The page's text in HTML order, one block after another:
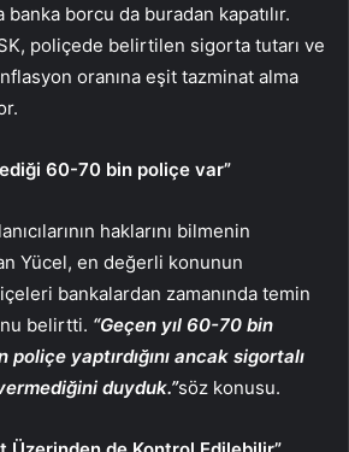
banka borcu da buradan kapatılır.
poliçede belirtilen sigorta tutarı ve
oranına eşit tazminat alma
60-70 bin poliçe var”
haklarını bilmenin
Yücel, en değerli konunun
bankalardan zamanında temin
belirtti. “Geçen yıl 60-70 bin
poliçe yaptırdığını ancak sigortalı
duyduk.”söz konusu.